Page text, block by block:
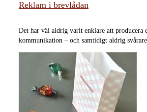
Reklam i brevlådan
Det har väl aldrig varit enklare att producera
kommunikation – och samtidigt aldrig